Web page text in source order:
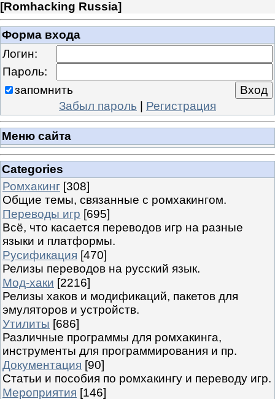
[Romhacking Russia]
Форма входа
Логин:
Пароль:
запомнить
Забыл пароль | Регистрация
Меню сайта
Categories
Ромхакинг [308]
Общие темы, связанные с ромхакингом.
Переводы игр [695]
Всё, что касается переводов игр на разные
языки и платформы.
Русификация [470]
Релизы переводов на русский язык.
Мод-хаки [2216]
Релизы хаков и модификаций, пакетов для
эмуляторов и устройств.
Утилиты [686]
Различные программы для ромхакинга,
инструменты для программирования и пр.
Документация [90]
Статьи и пособия по ромхакингу и переводу игр.
Мероприятия [146]